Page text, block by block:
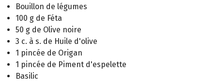
Bouillon de légumes
100 g de Féta
50 g de Olive noire
3 c. à s. de Huile d'olive
1 pincée de Origan
1 pincée de Piment d'espelette
Basilic